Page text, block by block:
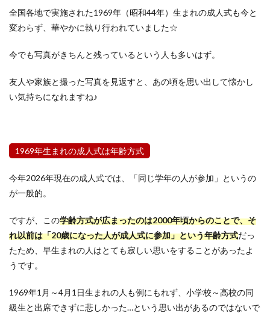
全国各地で実施された1969年（昭和44年）生まれの成人式も今と
変わらず、華やかに執り行われていました☆
今でも写真がきちんと残っているという人も多いはず。
友人や家族と撮った写真を見返すと、あの頃を思い出して懐かし
い気持ちになれますね♪
1969年生まれの成人式は年齢方式
今年2026年現在の成人式では、「同じ学年の人が参加」というの
が一般的。
ですが、この学齢方式が広まったのは2000年頃からのことで、そ
れ以前は「20歳になった人が成人式に参加」という年齢方式だっ
たため、早生まれの人はとても寂しい思いをすることがあったよ
うです。
1969年1月～4月1日生まれの人も例にもれず、小学校～高校の同
級生と出席できずに悲しかった…という思い出があるのではないで